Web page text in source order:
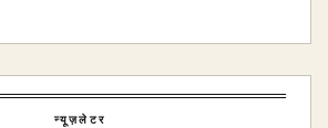
न्यूज़लेटर